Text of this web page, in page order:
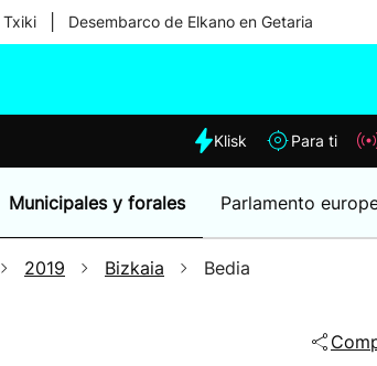
Desembarco de Elkano en Getaria
Klisk Para ti
Municipales y forales Parlamento
2019 Bizkaia Bedia